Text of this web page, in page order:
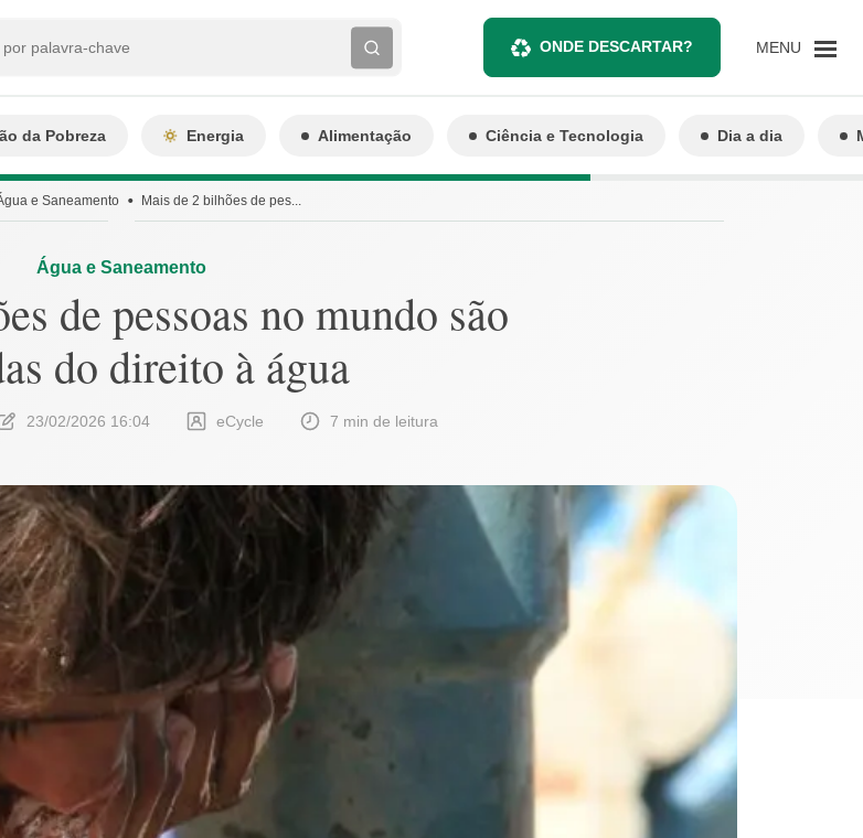
ONDE DESCARTAR? MENU
da Pobreza Energia Alimentação Ciência e Tecnologia Dia a dia
e Saneamento Mais de 2 bilhões de pes...
Água e Saneamento
de pessoas no mundo são
do direito à água
23/02/2026 16:04 eCycle 7 min de leitura